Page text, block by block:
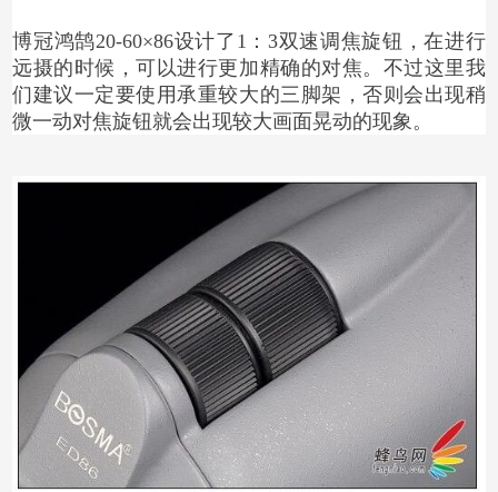
博冠鸿鹄20-60×86设计了1：3双速调焦旋钮，在进行
远摄的时候，可以进行更加精确的对焦。不过这里我
们建议一定要使用承重较大的三脚架，否则会出现稍
微一动对焦旋钮就会出现较大画面晃动的现象。